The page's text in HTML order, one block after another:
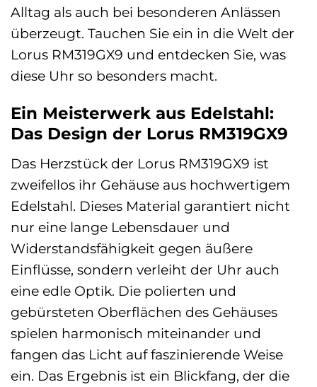
Alltag als auch bei besonderen Anlässen
überzeugt. Tauchen Sie ein in die Welt der
Lorus RM319GX9 und entdecken Sie, was
diese Uhr so besonders macht.
Ein Meisterwerk aus Edelstahl:
Das Design der Lorus RM319GX9
Das Herzstück der Lorus RM319GX9 ist
zweifellos ihr Gehäuse aus hochwertigem
Edelstahl. Dieses Material garantiert nicht
nur eine lange Lebensdauer und
Widerstandsfähigkeit gegen äußere
Einflüsse, sondern verleiht der Uhr auch
eine edle Optik. Die polierten und
gebürsteten Oberflächen des Gehäuses
spielen harmonisch miteinander und
fangen das Licht auf faszinierende Weise
ein. Das Ergebnis ist ein Blickfang, der die